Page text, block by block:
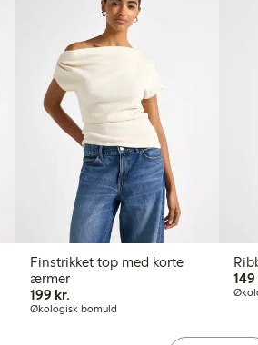
Finstrikket top med korte
ærmer
199 kr.
Økologisk bomuld
149